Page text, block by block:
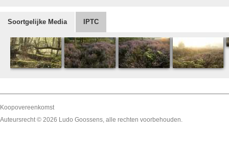
Soortgelijke Media IPTC
Koopovereenkomst
Auteursrecht © 2026 Ludo Goossens, alle rechten voorbehouden.